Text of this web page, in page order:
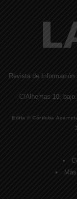
Revista de Información
C/Alhemas 10,
Edita © Córdoba